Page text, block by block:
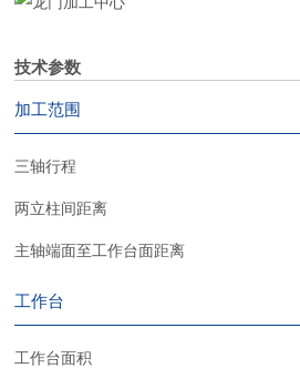
技术参数
加工范围
三轴行程
两立柱间距离
主轴端面至工作台面距离
工作台
工作台面积